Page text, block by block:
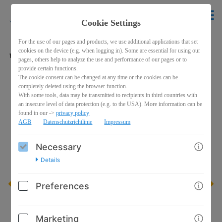
"Entspanda"
Cookie Settings
For the use of our pages and products, we use additional applications that set
cookies on the device (e.g. when logging in). Some are essential for using our
pages, others help to analyze the use and performance of our pages or to
provide certain functions.
The cookie consent can be changed at any time or the cookies can be
completely deleted using the browser function.
With some tools, data may be transmitted to recipients in third countries with
an insecure level of data protection (e.g. to the USA). More information can be
found in our ->privacy policy
AGB
Datenschutzrichtlinie Impressum
Necessary
Details
Preferences
Marketing